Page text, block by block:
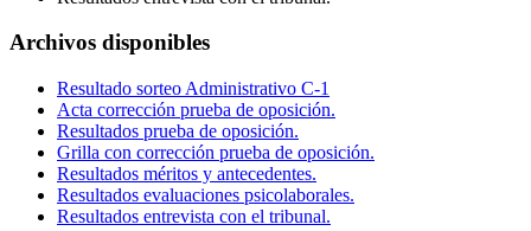
Archivos disponibles
Resultado sorteo Administrativo C-1
Acta corrección prueba de oposición.
Resultados prueba de oposición.
Grilla con corrección prueba de oposición.
Resultados méritos y antecedentes.
Resultados evaluaciones psicolaborales.
Resultados entrevista con el tribunal.